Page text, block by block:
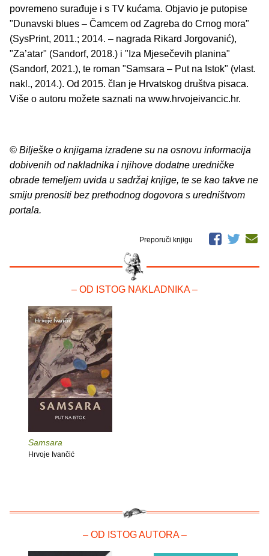
povremeno surađuje i s TV kućama. Objavio je putopise
"Dunavski blues – Čamcem od Zagreba do Crnog mora"
(SysPrint, 2011.; 2014. – nagrada Rikard Jorgovanić),
"Za’atar" (Sandorf, 2018.) i "Iza Mjesečevih planina"
(Sandorf, 2021.), te roman "Samsara – Put na Istok" (vlast.
nakl., 2014.). Od 2015. član je Hrvatskog društva pisaca.
Više o autoru možete saznati na www.hrvojeivancic.hr.
© Bilješke o knjigama izrađene su na osnovu informacija
dobivenih od nakladnika i njihove dodatne uredničke
obrade temeljem uvida u sadržaj knjige, te se kao takve ne
smiju prenositi bez prethodnog dogovora s uredništvom
portala.
Preporuči knjigu
– OD ISTOG NAKLADNIKA –
Samsara
Hrvoje Ivančić
– OD ISTOG AUTORA –